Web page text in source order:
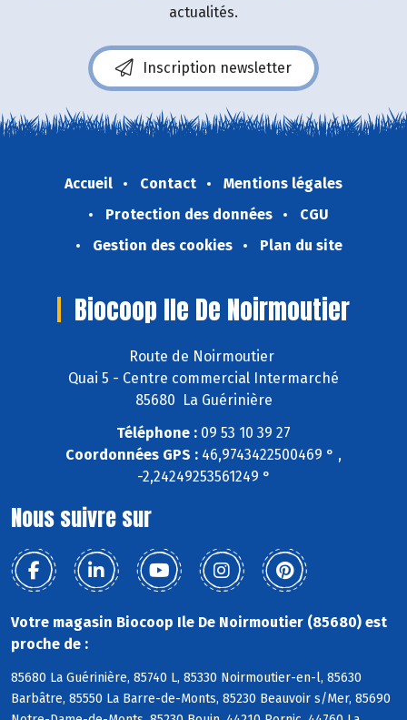
actualités.
Inscription newsletter
Accueil Contact
Mentions légales
Protection des données
CGU
Gestion des cookies
Plan du site
Biocoop Ile De Noirmoutier
Route de Noirmoutier
Quai 5 - Centre commercial Intermarché
85680 La Guérinière
Téléphone : 09 53 10 39 27
Coordonnées GPS : 46,9743422500469 ° ,
-2,24249253561249 °
Nous suivre sur
Votre magasin Biocoop Ile De Noirmoutier (85680) est
proche de :
85680 La Guérinière, 85740 L, 85330 Noirmoutier-en-l, 85630
Barbâtre, 85550 La Barre-de-Monts, 85230 Beauvoir s/Mer, 85690